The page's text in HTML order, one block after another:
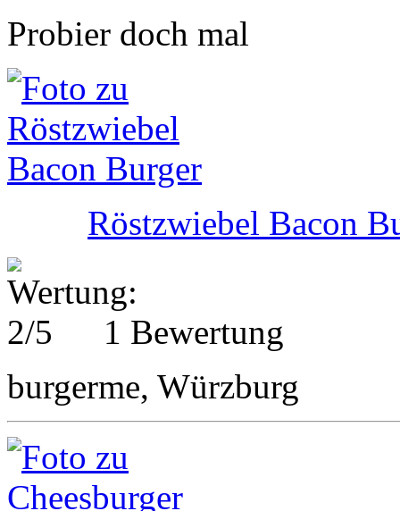
Probier doch mal
Röstzwiebel Bacon
1 Bewertung
burgerme, Würzburg